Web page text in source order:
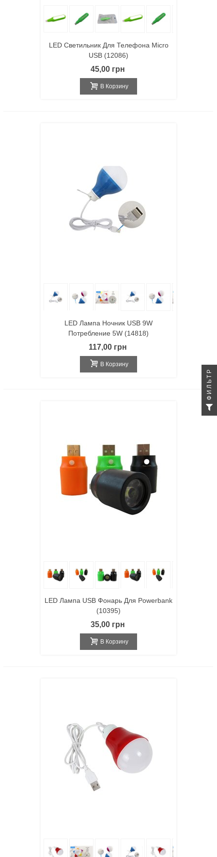
LED Светильник Для Телефона Micro
USB (12086)
45,00 грн
В Корзину
LED Лампа Ночник USB 9W
Потребление 5W (14818)
117,00 грн
В Корзину
LED Лампа USB Фонарь Для Powerbank
(10395)
35,00 грн
В Корзину
ФИЛЬТР